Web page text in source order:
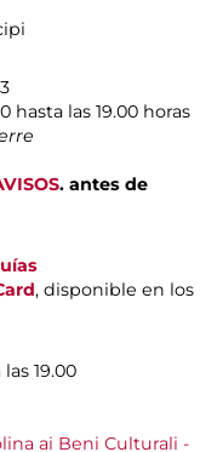
las 19.00 horas
. antes de
, disponible en los
19.00
ai Beni Culturali -